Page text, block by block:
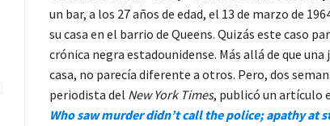
un bar, a los 27 años de edad, el 13 de marzo de
su casa en el barrio de Queens. Quizás este caso
crónica negra estadounidense. Más allá de que
casa, no parecía diferente a otros. Pero, dos
periodista del New York Times, publicó un artículo
Who saw murder didn’t call the police; apathy at